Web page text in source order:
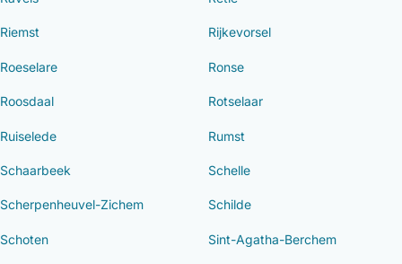
Riemst Rijkevorsel
Roeselare Ronse
Roosdaal Rotselaar
Ruiselede Rumst
Schaarbeek Schelle
Scherpenheuvel-Zichem Schilde
Schoten Sint-Agatha-Berchem